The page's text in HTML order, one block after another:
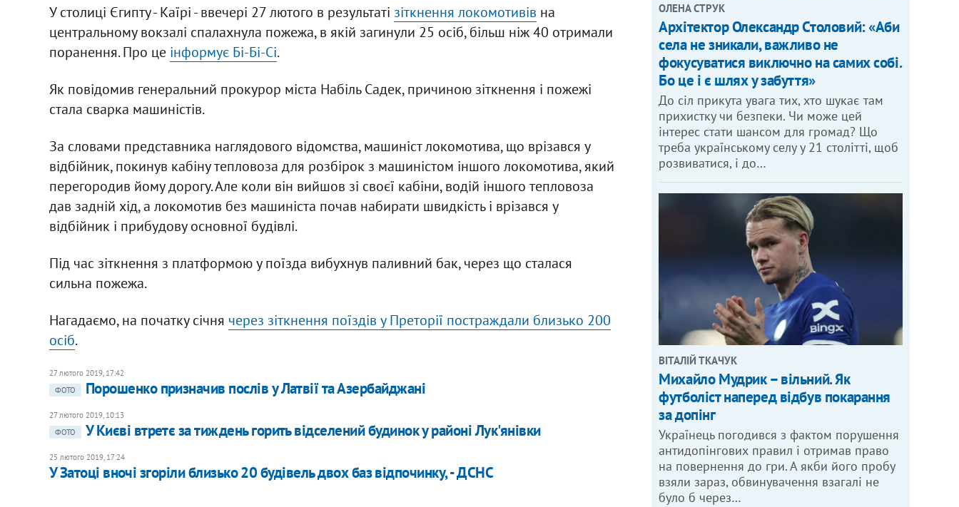
У столиці Єгипту - Каїрі - ввечері 27 лютого в результаті зіткнення локомотивів на
центральному вокзалі спалахнула пожежа, в якій загинули 25 осіб, більш ніж 40 отримали
поранення. Про це інформує Бі-Бі-Сі.
Як повідомив генеральний прокурор міста Набіль Садек, причиною зіткнення і пожежі
стала сварка машиністів.
За словами представника наглядового відомства, машиніст локомотива, що врізався у
відбійник, покинув кабіну тепловоза для розбірок з машиністом іншого локомотива, який
перегородив йому дорогу. Але коли він вийшов зі своєї кабіни, водій іншого тепловоза
дав задній хід, а локомотив без машиніста почав набирати швидкість і врізався у
відбійник і прибудову основної будівлі.
Під час зіткнення з платформою у поїзда вибухнув паливний бак, через що сталася
сильна пожежа.
Нагадаємо, на початку січня через зіткнення поїздів у Преторії постраждали близько 200
осіб.
27 лютого 2019, 17:42
ФОТО
Порошенко призначив послів у Латвії та Азербайджані
27 лютого 2019, 10:13
ФОТО
У Києві втретє за тиждень горить відселений будинок у районі Лук'янівки
25 лютого 2019, 17:24
У Затоці вночі згоріли близько 20 будівель двох баз відпочинку, - ДСНС
ОЛЕНА СТРУК
Архітектор Олександр Столовий: «Аби
села не зникали, важливо не
фокусуватися виключно на самих собі.
Бо це і є шлях у забуття»
До сіл прикута увага тих, хто шукає там
прихистку чи безпеки. Чи може цей
інтерес стати шансом для громад? Що
треба українському селу у 21 столітті, щоб
розвиватися, і до…
ВІТАЛІЙ ТКАЧУК
Михайло Мудрик – вільний. Як
футболіст наперед відбув покарання
за допінг
Українець погодився з фактом порушення
антидопінгових правил і отримав право
на повернення до гри. А якби його пробу
взяли зараз, обвинувачення взагалі не
було б через…